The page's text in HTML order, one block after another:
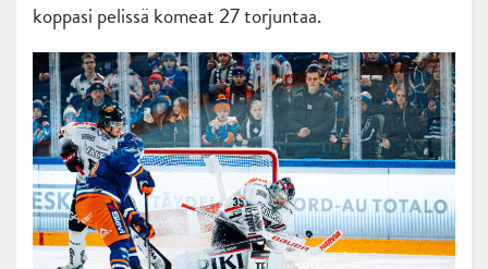
koppasi pelissä komeat 27 torjuntaa.